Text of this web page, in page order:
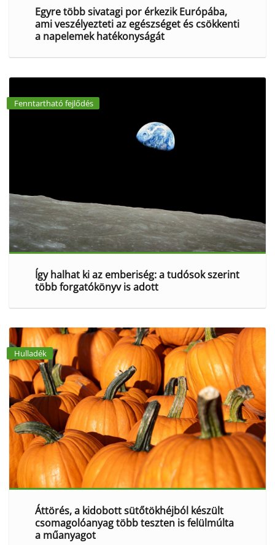
Egyre több sivatagi por érkezik Európába,
ami veszélyezteti az egészséget és csökkenti
a napelemek hatékonyságát
Fenntartható fejlődés
Így halhat ki az emberiség: a tudósok szerint
több forgatókönyv is adott
Hulladék
Áttörés, a kidobott sütőtökhéjból készült
csomagolóanyag több teszten is felülmúlta
a műanyagot